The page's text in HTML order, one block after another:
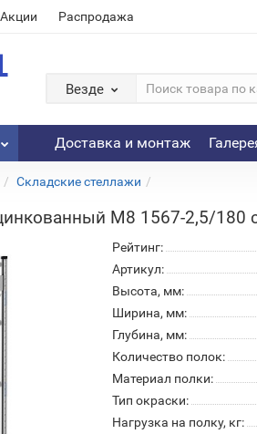
Акции Распродажа
Везде
Доставка и монтаж
Складские стеллажи
М8 1567-2,5/180
Рейтинг:
Артикул:
Высота, мм:
Ширина, мм:
Глубина, мм:
Количество полок:
Материал полки:
Тип окраски:
Нагрузка на полку, кг: